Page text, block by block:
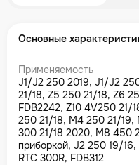
Основные
Применяемость
J1/J2 250 2019, J1/J2
21/18, Z5 250 21/18, Z6
FDB2242, Z10 4V250 21/
250 21/18, M4 250 21/
300 21/18 2020, M8 450
приборкой, J2 250 19/
RTC 300R, FDB312